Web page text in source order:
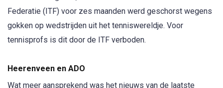
Federatie (ITF) voor zes maanden werd geschorst wegens
gokken op wedstrijden uit het tenniswereldje. Voor
tennisprofs is dit door de ITF verboden.
Heerenveen en ADO
Wat meer aansprekend was het nieuws van de laatste